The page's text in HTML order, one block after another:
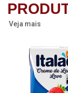
Veja mais